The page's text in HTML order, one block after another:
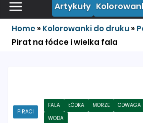
Artykuły
Home» Kolorowanki do druku»
Pirat na łódce i wielka fala
PIRACI
FALA ŁÓDKA MORZE ODWAGA
WODA